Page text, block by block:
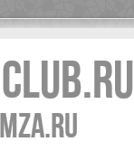
Club.RU
MZA.RU